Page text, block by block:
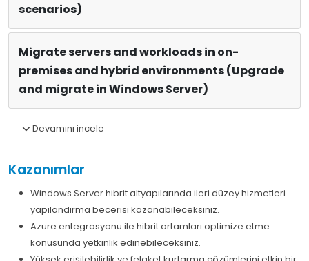
scenarios)
Migrate servers and workloads in on-
premises and hybrid environments (Upgrade
and migrate in Windows Server)
Devamını incele
Kazanımlar
Windows Server hibrit altyapılarında ileri düzey hizmetleri
yapılandırma becerisi kazanabileceksiniz.
Azure entegrasyonu ile hibrit ortamları optimize etme
konusunda yetkinlik edinebileceksiniz.